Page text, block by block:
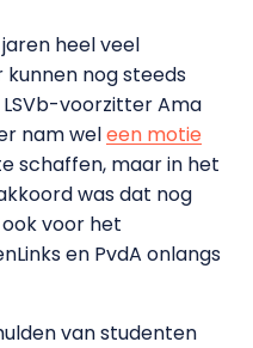
heel veel
nog steeds
voorzitter Ama
nam weleen motie
schaffen, maar in het
was dat nog
voor het
en PvdA onlangs
van studenten